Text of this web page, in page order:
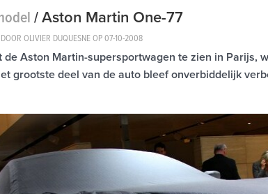
/Aston Martin One-77
OLIVIER DUQUESNE OP07-10-2008
de Aston Martin-supersportwagen te zien in Parijs,
grootste deel van de auto bleef onverbiddelijk